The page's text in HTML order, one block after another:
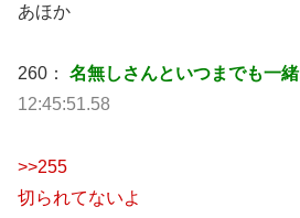
あほか
260： 名無しさんといつまでも一
12:45:51.58
>>255
切られてないよ